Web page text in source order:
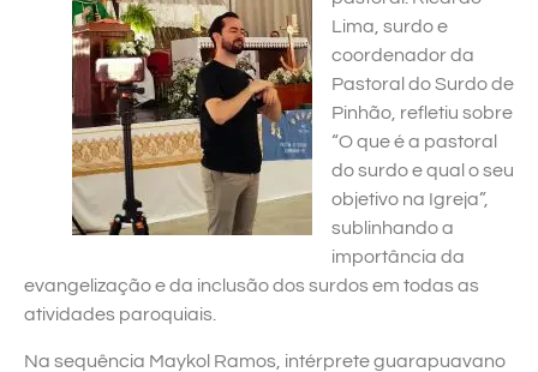
Lima, surdo e
coordenador da
Pastoral do Surdo de
Pinhão, refletiu sobre
“O que é a pastoral
do surdo e qual o seu
objetivo na Igreja”,
sublinhando a
importância da
evangelização e da inclusão dos surdos em todas as
atividades paroquiais.
Na sequência Maykol Ramos, intérprete guarapuavano